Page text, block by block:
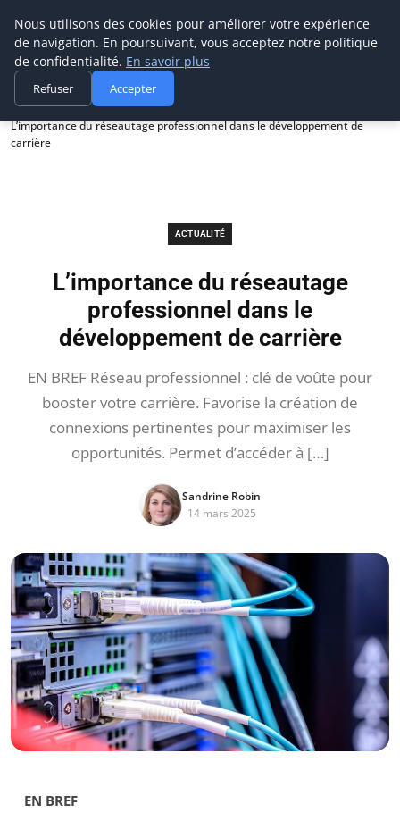
Prospection Pro
Accueil
Actualité
L’importance du réseautage professionnel dans le développement de
carrière
ACTUALITÉ
L’importance du réseautage
professionnel dans le
développement de carrière
EN BREF Réseau professionnel : clé de voûte pour
booster votre carrière. Favorise la création de
connexions pertinentes pour maximiser les
opportunités. Permet d’accéder à […]
Sandrine Robin
14 mars 2025
EN BREF
Nous utilisons des cookies pour améliorer votre expérience
de navigation. En poursuivant, vous acceptez notre politique
de confidentialité. En savoir plus
Refuser Accepter